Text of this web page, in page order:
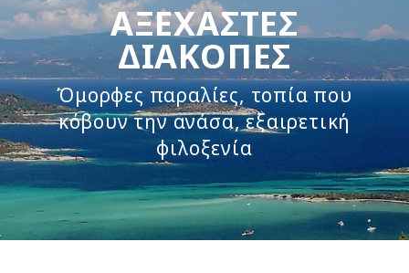
ΑΞΈΧΑΣΤΕΣ
ΔΙΑΚΟΠΈΣ
Όμορφες παραλίες, τοπία που
κόβουν την ανάσα, εξαιρετική
φιλοξενία